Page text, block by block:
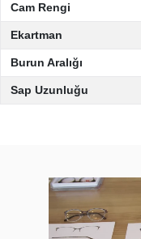
Cam Rengi
Ekartman
Burun Aralığı
Sap Uzunluğu